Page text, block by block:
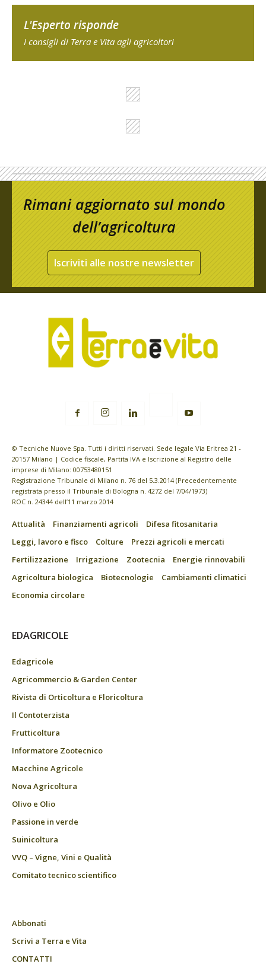
L'Esperto risponde
I consigli di Terra e Vita agli agricoltori
Rimani aggiornato sul mondo
dell’agricoltura
Iscriviti alle nostre newsletter
© Tecniche Nuove Spa. Tutti i diritti riservati. Sede legale Via Eritrea 21 -
20157 Milano | Codice fiscale, Partita IVA e Iscrizione al Registro delle
imprese di Milano: 00753480151
Registrazione Tribunale di Milano n. 76 del 5.3.2014 (Precedentemente
registrata presso il Tribunale di Bologna n. 4272 del 7/04/1973)
ROC n. 24344 dell’11 marzo 2014
Attualità Finanziamenti agricoli
Difesa fitosanitaria
Leggi, lavoro e fisco
Colture
Prezzi agricoli e mercati
Fertilizzazione
Irrigazione Zootecnia
Energie rinnovabili
Agricoltura biologica
Biotecnologie
Cambiamenti climatici
Economia circolare
EDAGRICOLE
Edagricole
Agricommercio & Garden Center
Rivista di Orticoltura e Floricoltura
Il Contoterzista
Frutticoltura
Informatore Zootecnico
Macchine Agricole
Nova Agricoltura
Olivo e Olio
Passione in verde
Suinicoltura
VVQ – Vigne, Vini e Qualità
Comitato tecnico scientifico
Abbonati
Scrivi a Terra e Vita
CONTATTI